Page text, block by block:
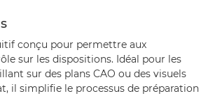
conçu pour permettre aux
sur les dispositions. Idéal pour les
sur des plans CAO ou des visuels
il simplifie le processus de préparation